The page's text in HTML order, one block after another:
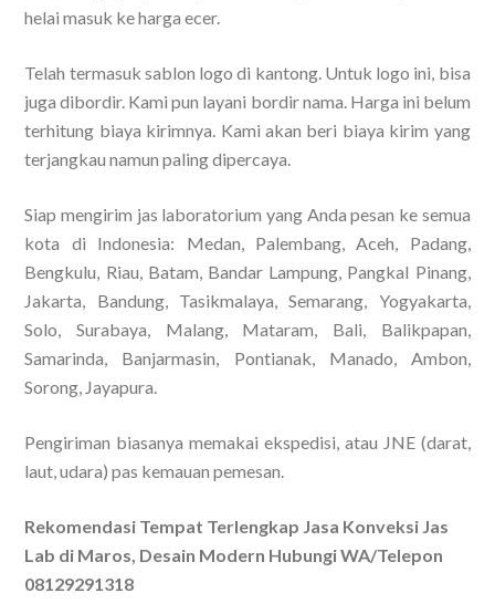
helai masuk ke harga ecer.
Telah termasuk sablon logo di kantong. Untuk logo ini, bisa
juga dibordir. Kami pun layani bordir nama. Harga ini belum
terhitung biaya kirimnya. Kami akan beri biaya kirim yang
terjangkau namun paling dipercaya.
Siap mengirim jas laboratorium yang Anda pesan ke semua
kota di Indonesia: Medan, Palembang, Aceh, Padang,
Bengkulu, Riau, Batam, Bandar Lampung, Pangkal Pinang,
Jakarta, Bandung, Tasikmalaya, Semarang, Yogyakarta,
Solo, Surabaya, Malang, Mataram, Bali, Balikpapan,
Samarinda, Banjarmasin, Pontianak, Manado, Ambon,
Sorong, Jayapura.
Pengiriman biasanya memakai ekspedisi, atau JNE (darat,
laut, udara) pas kemauan pemesan.
Rekomendasi Tempat Terlengkap Jasa Konveksi Jas
Lab di Maros, Desain Modern Hubungi WA/Telepon
08129291318